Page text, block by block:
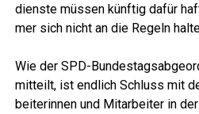
diens­te müs­sen künf­tig dafür
mer sich nicht an die Regeln
Wie der SPD-
mit­teilt, ist end­lich Schluss mit
bei­te­rin­nen und Mit­ar­bei­ter in